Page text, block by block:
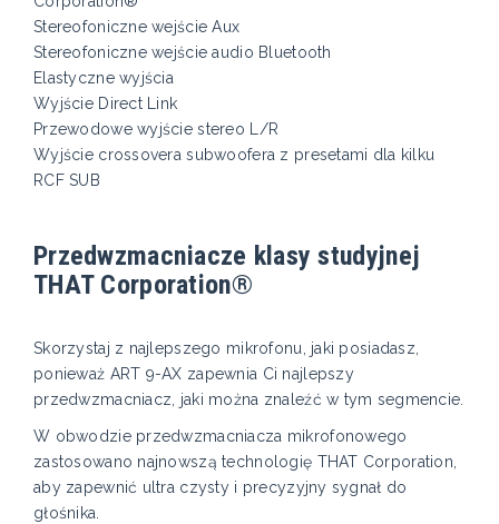
Stereofoniczne wejście Aux
Stereofoniczne wejście audio Bluetooth
Elastyczne wyjścia
Wyjście Direct Link
Przewodowe wyjście stereo L/R
Wyjście crossovera subwoofera z presetami dla kilku
RCF SUB
Przedwzmacniacze klasy studyjnej
THAT Corporation®
Skorzystaj z najlepszego mikrofonu, jaki posiadasz,
ponieważ ART 9-AX zapewnia Ci najlepszy
przedwzmacniacz, jaki można znaleźć w tym segmencie.
W obwodzie przedwzmacniacza mikrofonowego
zastosowano najnowszą technologię THAT Corporation,
aby zapewnić ultra czysty i precyzyjny sygnał do
głośnika.